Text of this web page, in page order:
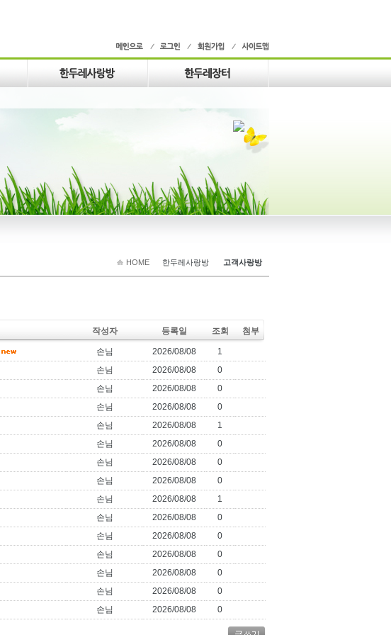
HOME 한두레사랑방 고객사랑방
작성자 등록일 조회 첨부
손님 2026/08/08
1
손님 2026/08/08
0
손님 2026/08/08
0
손님 2026/08/08
0
손님 2026/08/08
1
손님 2026/08/08
0
손님 2026/08/08
0
손님 2026/08/08
0
손님 2026/08/08
1
손님 2026/08/08
0
손님 2026/08/08
0
손님 2026/08/08
0
손님 2026/08/08
0
손님 2026/08/08
0
손님 2026/08/08 0